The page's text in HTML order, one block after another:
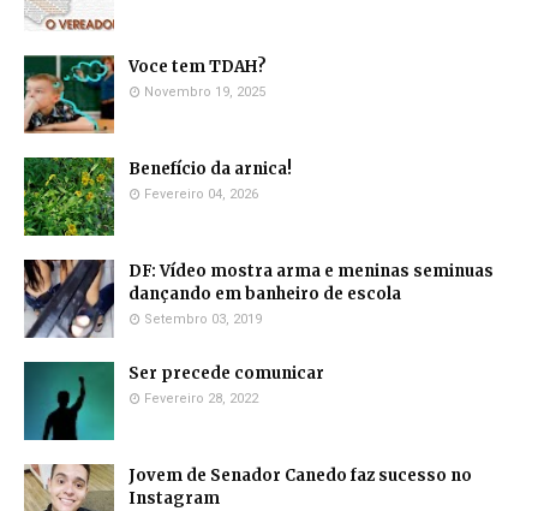
Voce tem TDAH?
Novembro 19, 2025
Benefício da arnica!
Fevereiro 04, 2026
DF: Vídeo mostra arma e meninas seminuas
dançando em banheiro de escola
Setembro 03, 2019
Ser precede comunicar
Fevereiro 28, 2022
Jovem de Senador Canedo faz sucesso no
Instagram